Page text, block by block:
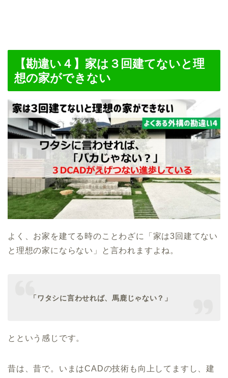
【勘違い４】家は３回建てないと理
想の家ができない
よく、お家を建てる時のことわざに「家は3回建てない
と理想の家にならない」と言われますよね。
「ワタシに言わせれば、馬鹿じゃない？」
とという感じです。
昔は、昔で。いまはCADの技術も向上してますし、建